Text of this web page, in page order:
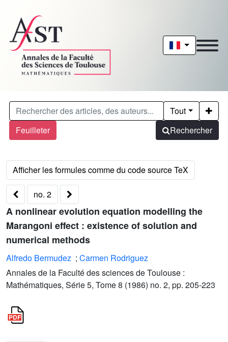
Feuilleter
Tout
Rechercher
no. 2
A nonlinear evolution equation modelling the
Marangoni effect : existence of solution and
numerical methods
Alfredo Bermudez ; Carmen Rodriguez
Annales de la Faculté des sciences de Toulouse :
Mathématiques, Série 5, Tome 8 (1986) no. 2, pp. 205-223